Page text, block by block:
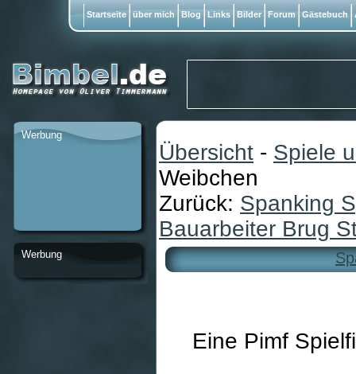
Übersicht - Spiele
Weibchen
Zurück: Spanking
Bauarbeiter Brug
Eine Pimf
Werbung
Werbung
Startseite über mich Blog Links Bilder Forum Gästebuch